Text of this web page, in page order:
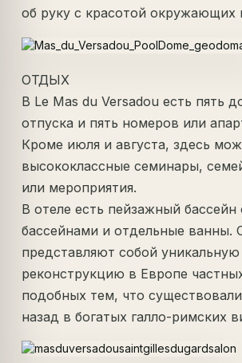
об руку с красотой окружающих
ОТДЫХ
В Le Mas du Versadou есть пять
отпуска и пять номеров или
Кроме июля и августа, здесь
высококлассные семинары,
или мероприятия.
В отеле есть пейзажный бассейн
бассейнами и отдельные ванны.
представляют собой уникальную
реконструкцию в Европе
подобных тем, что
назад в богатых галло-римских